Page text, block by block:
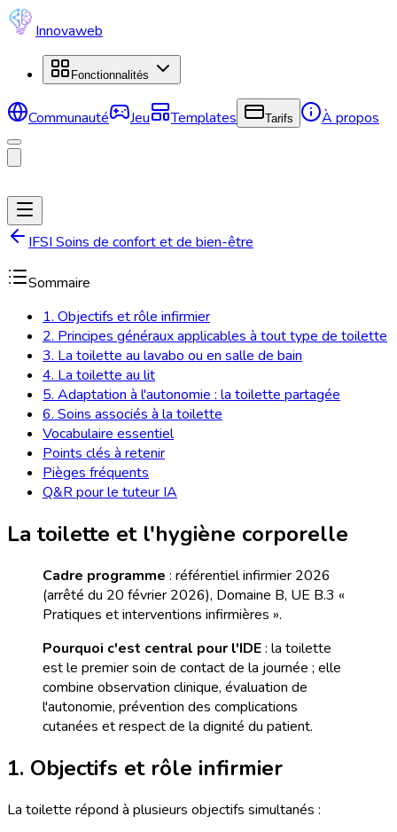
Innovaweb
Fonctionnalités
Communauté Jeu Templates Tarifs À propos
IFSI Soins de confort et de bien-être
Sommaire
1. Objectifs et rôle infirmier
2. Principes généraux applicables à tout type de toilette
3. La toilette au lavabo ou en salle de bain
4. La toilette au lit
5. Adaptation à l'autonomie : la toilette partagée
6. Soins associés à la toilette
Vocabulaire essentiel
Points clés à retenir
Pièges fréquents
Q&R pour le tuteur IA
La toilette et l'hygiène corporelle
Cadre programme : référentiel infirmier 2026
(arrêté du 20 février 2026), Domaine B, UE B.3 «
Pratiques et interventions infirmières ».
Pourquoi c'est central pour l'IDE: la toilette
est le premier soin de contact de la journée ; elle
combine observation clinique, évaluation de
l'autonomie, prévention des complications
cutanées et respect de la dignité du patient.
1. Objectifs et rôle infirmier
La toilette répond à plusieurs objectifs simultanés :